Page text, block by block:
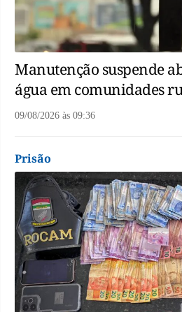
Manutenção suspende
água em comunidades
09/08/2026 às 09:36
Prisão